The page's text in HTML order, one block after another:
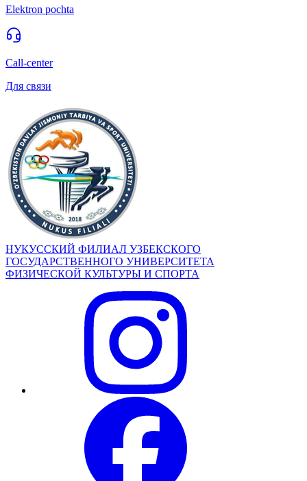
Elektron pochta
Call-center
Для связи
НУКУССКИЙ ФИЛИАЛ УЗБЕКСКОГО
ГОСУДАРСТВЕННОГО УНИВЕРСИТЕТА
ФИЗИЧЕСКОЙ КУЛЬТУРЫ И СПОРТА